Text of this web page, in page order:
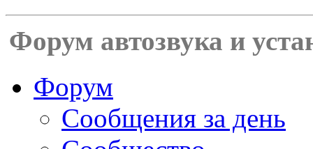
Форум автозвука и
Форум
Сообщения за день